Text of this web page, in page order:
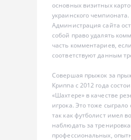
основных визитных
украинского чемпионата.
Администрация сайта
собой право удалять
часть комментариев,
соответствуют данным
Совершая прыжок за
Криппа с 2012 года
«Шахтере» в качестве
игрока. Это тоже сыграло
так как футболист имел
наблюдать за
профессиональных,